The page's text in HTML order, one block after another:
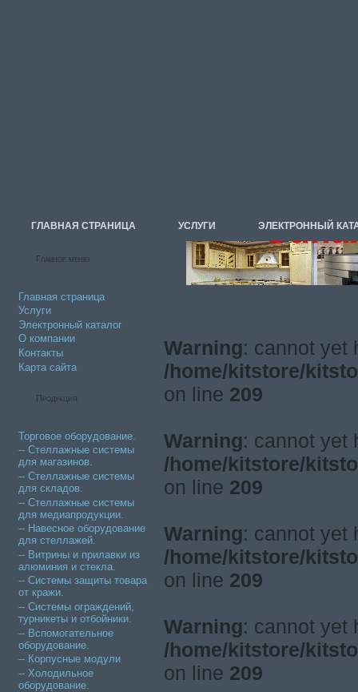
ГЛАВНАЯ СТРАНИЦА УСЛУГИ ЭЛЕКТРОННЫЙ
Главное меню
Главная страница
Услуги
Электронный каталог
О компании
Контакты
Карта сайта
Продукция
Торговое оборудование.
-- Стеллажные системы
для магазинов.
-- Стеллажные системы
для складов.
-- Стеллажные системы
для медиапродукции.
-- Навесное оборудование
для стеллажей.
-- Витрины и прилавки из
алюминия и стекла.
-- Системы защиты товара
от кражи.
-- Системы ограждений,
турникеты и отбойники.
-- Вспомогательное
оборудование.
-- Корпусные модули
-- Холодильное
оборудование.
Warning: cannot yet
/home/kitstore/
on line 209
Warning: cannot yet
/home/kitstore/
on line 209
Warning: cannot yet
/home/kitstore/
on line 209
Warning: cannot yet
/home/kitstore/
on line 209